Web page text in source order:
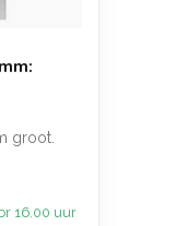
groot.
16.00 uur